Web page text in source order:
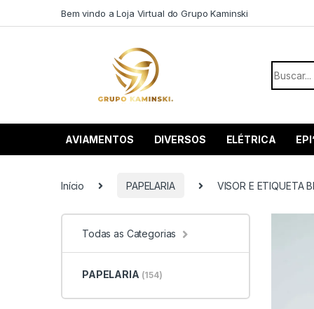
Bem vindo a Loja Virtual do Grupo Kaminski
AVIAMENTOS DIVERSOS ELÉTRICA
Início PAPELARIA VISOR E ETIQUETA
Todas as Categorias
PAPELARIA (154)